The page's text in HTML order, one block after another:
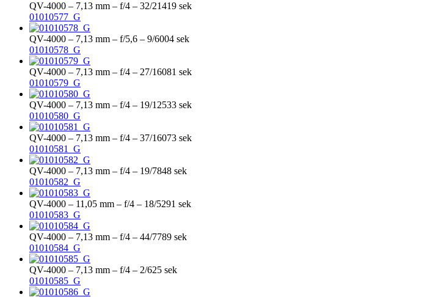
QV-4000 – 7,13 mm – f/4 – 32/21419 sek
01010577_G
QV-4000 – 7,13 mm – f/5,6 – 9/6004 sek
01010578_G
QV-4000 – 7,13 mm – f/4 – 27/16081 sek
01010579_G
QV-4000 – 7,13 mm – f/4 – 19/12533 sek
01010580_G
QV-4000 – 7,13 mm – f/4 – 37/16073 sek
01010581_G
QV-4000 – 7,13 mm – f/4 – 19/7848 sek
01010582_G
QV-4000 – 11,05 mm – f/4 – 18/5291 sek
01010583_G
QV-4000 – 7,13 mm – f/4 – 44/7789 sek
01010584_G
QV-4000 – 7,13 mm – f/4 – 2/625 sek
01010585_G